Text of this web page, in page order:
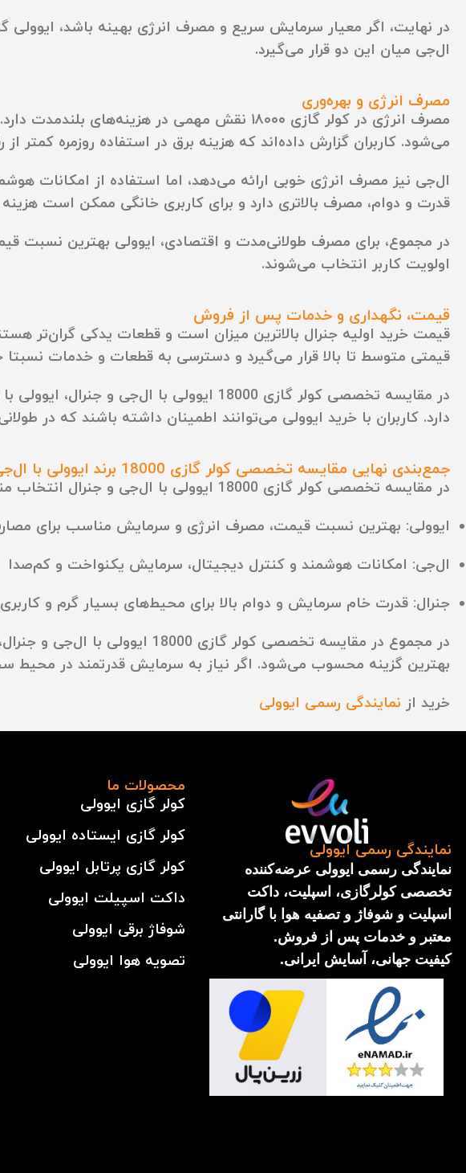
در نهایت، اگر معیار سرمایش سریع و مصرف انرژی بهینه باشد، ایوولی
ال‌جی میان این دو قرار می‌گیرد.
مصرف انرژی و بهره‌وری
مصرف انرژی در کولر گازی ۱۸۰۰۰ نقش مهمی در
می‌شود. کاربران گزارش داده‌اند که هزینه برق در استفاده روزمره کمتر
ال‌جی نیز مصرف انرژی خوبی ارائه می‌دهد، اما استفاده از امکانات
قدرت و دوام، مصرف بالاتری دارد و برای کاربری خانگی ممکن است
در مجموع، برای مصرف طولانی‌مدت و اقتصادی، ایوولی بهترین نسبت
اولویت کاربر انتخاب می‌شوند.
قیمت، نگهداری و خدمات پس از فروش
قیمت خرید اولیه جنرال بالاترین میزان است و قطعات یدکی گران‌تر
قیمتی متوسط تا بالا قرار می‌گیرد و دسترسی به قطعات و خدمات
در مقایسه تخصصی کولر گازی 18000
دارد. کاربران با خرید ایوولی می‌توانند اطمینان داشته باشند که در
جمع‌بندی نهایی مقایسه تخصصی کولر گازی 18000 برند ایوولی با ال‌جی و جنرال
در مقایسه تخصصی کولر گازی 18000 ایوولی با ال‌جی و جنرال انتخاب مناسب به اولویت کاربر بستگی دارد:
ایوولی: بهترین نسبت قیمت، مصرف انرژی و سرمایش مناسب برای
ال‌جی: امکانات هوشمند و کنترل دیجیتال، سرمایش یکنواخت و کم‌صدا
جنرال: قدرت خام سرمایش و دوام بالا برای محیط‌های بسیار گرم و کاربری
در مجموع در مقایسه تخصصی کولر گازی 18000 ایوولی با ال‌جی و جنرال، برای مصرف‌کننده‌ای که
بهترین گزینه محسوب می‌شود. اگر نیاز به سرمایش قدرتمند در محیط
خرید از نمایندگی رسمی ایوولی
نمایندگی رسمی ایوولی
نمایندگی رسمی ایوولی عرضه‌کننده
تخصصی کولرگازی، اسپلیت، داکت
اسپلیت و شوفاژ و تصفیه هوا با گارانتی
معتبر و خدمات پس از فروش.
کیفیت جهانی، آسایش ایرانی.
محصولات ما
کولر گازی ایوولی
کولر گازی ایستاده ایوولی
کولر گازی پرتابل ایوولی
داکت اسپیلت ایوولی
شوفاژ برقی ایوولی
تصویه هوا ایوولی